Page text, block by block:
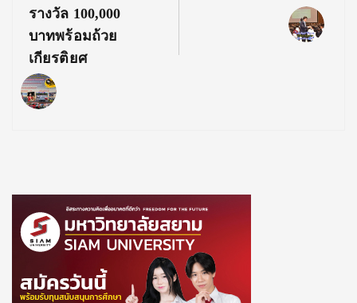
รางวัล 100,000
บาทพร้อมถ้วย
เกียรติยศ